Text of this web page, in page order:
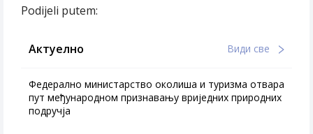
Podijeli putem:
Актуелно Види све
Федерално министарство околиша и туризма отвара
пут међународном признавању вриједних природних
подручја